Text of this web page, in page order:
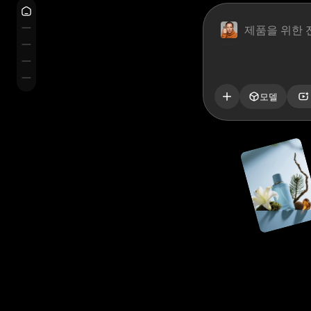
제품을 위한
브랜드 디자
온라인 스토
제품을 위한
모델